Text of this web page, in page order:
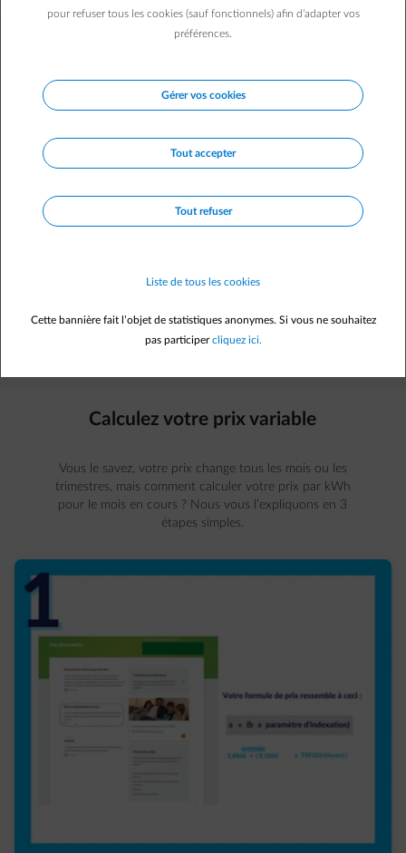
Votre prix variable expliqué en moins de 2'
ENGIE indexed prices video FR
Calculez votre prix variable
Vous le savez, votre prix change tous les mois ou les
trimestres, mais comment calculer votre prix par kWh
pour le mois en cours ? Nous vous l’expliquons en 3
étapes simples.
pour refuser tous les cookies (sauf fonctionnels) afin d’adapter vos
préférences.
Gérer vos cookies
Tout accepter
Tout refuser
Liste de tous les cookies
Cette bannière fait l’objet de statistiques anonymes. Si vous ne souhaitez
pas participercliquez ici.